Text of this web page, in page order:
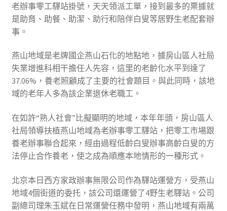
老辦事零工驛站掛號，天天領派工單，接到最多的票據就
是助育、助餐、助潔、助行和陪伴白叟等居野生老配套辦
事。
燕山地域是老牌國企燕山石化的地點地，據房山區人社局
失業增進科相干擔任人先容，這里的老齡化水平到達了
37.06%，養老照顧成了主要的社會題目。與此同時，該地
域的老年人多為該企業退休老職工。
在如許“熟人社會”比擬顯明的地域，本年年頭，房山區人
社局領導扶植燕山地域為老辦事零工驛站，把零工市場跟
養老辦事聯合起來，經由過程低齡白叟辦事高齡白叟的方
法停止合作養老，使之成為順應本地情形的一種形式。
北京本日西方家政辦事無限公司作為驛站運營方，受燕山
地域4個街道的委托，該公司還運營了4野生老驛站。公司
副總司理朱玉斌在日常運營任務中發明，燕山地域有兩萬